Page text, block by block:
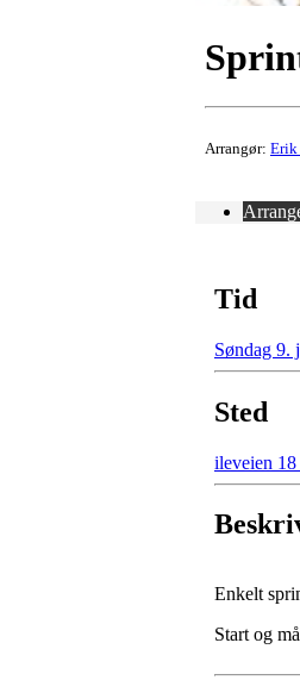
Arrangør: Erik
Tid
Søndag 9.
Sted
ileveien 18
Enkelt
Start og